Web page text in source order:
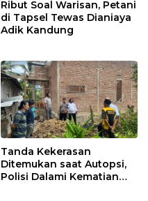
Ribut Soal Warisan, Petani
di Tapsel Tewas Dianiaya
Adik Kandung
Tanda Kekerasan
Ditemukan saat Autopsi,
Polisi Dalami Kematian